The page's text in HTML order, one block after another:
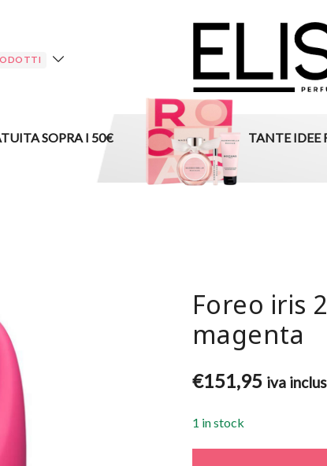
ELISIR
La tua destinazione per il
SOPRA I 50€ TANTE IDEE
Foreo iris
magenta
€151,95 iva
1 in stock